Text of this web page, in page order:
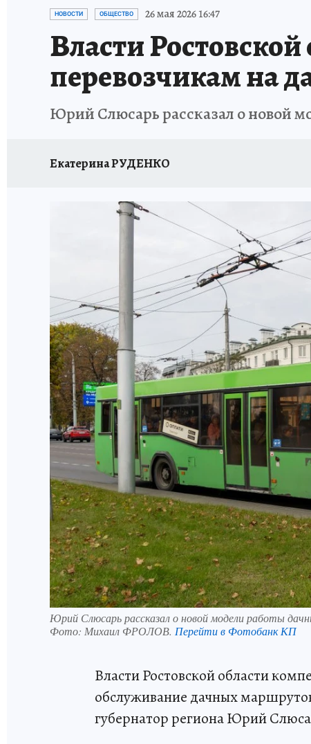
ЗАПОВЕДНАЯ РОССИЯ
НОВОСТИ ОБЩЕСТВО 26 мая 2026 16:47
Власти
перевозчикам на
Юрий Слюсарь рассказал о новой
Екатерина РУДЕНКО
Юрий Слюсарь рассказал о новой модели работы
Фото: Михаил ФРОЛОВ. Перейти в Фотобанк КП
Власти Ростовской области
обслуживание дачных
губернатор региона Юрий